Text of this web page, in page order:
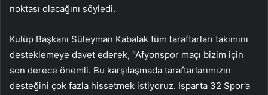
noktası olacağını söyledi.
Kulüp Başkanı Süleyman Kabalak tüm taraftarları takımını
desteklemeye davet ederek, “Afyonspor maçı bizim için
son derece önemli. Bu karşılaşmada taraftarlarımızın
desteğini çok fazla hissetmek istiyoruz. Isparta 32 Spor’a